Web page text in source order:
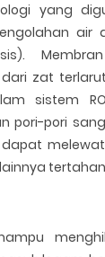
yang
air
zat
sistem
pori-pori